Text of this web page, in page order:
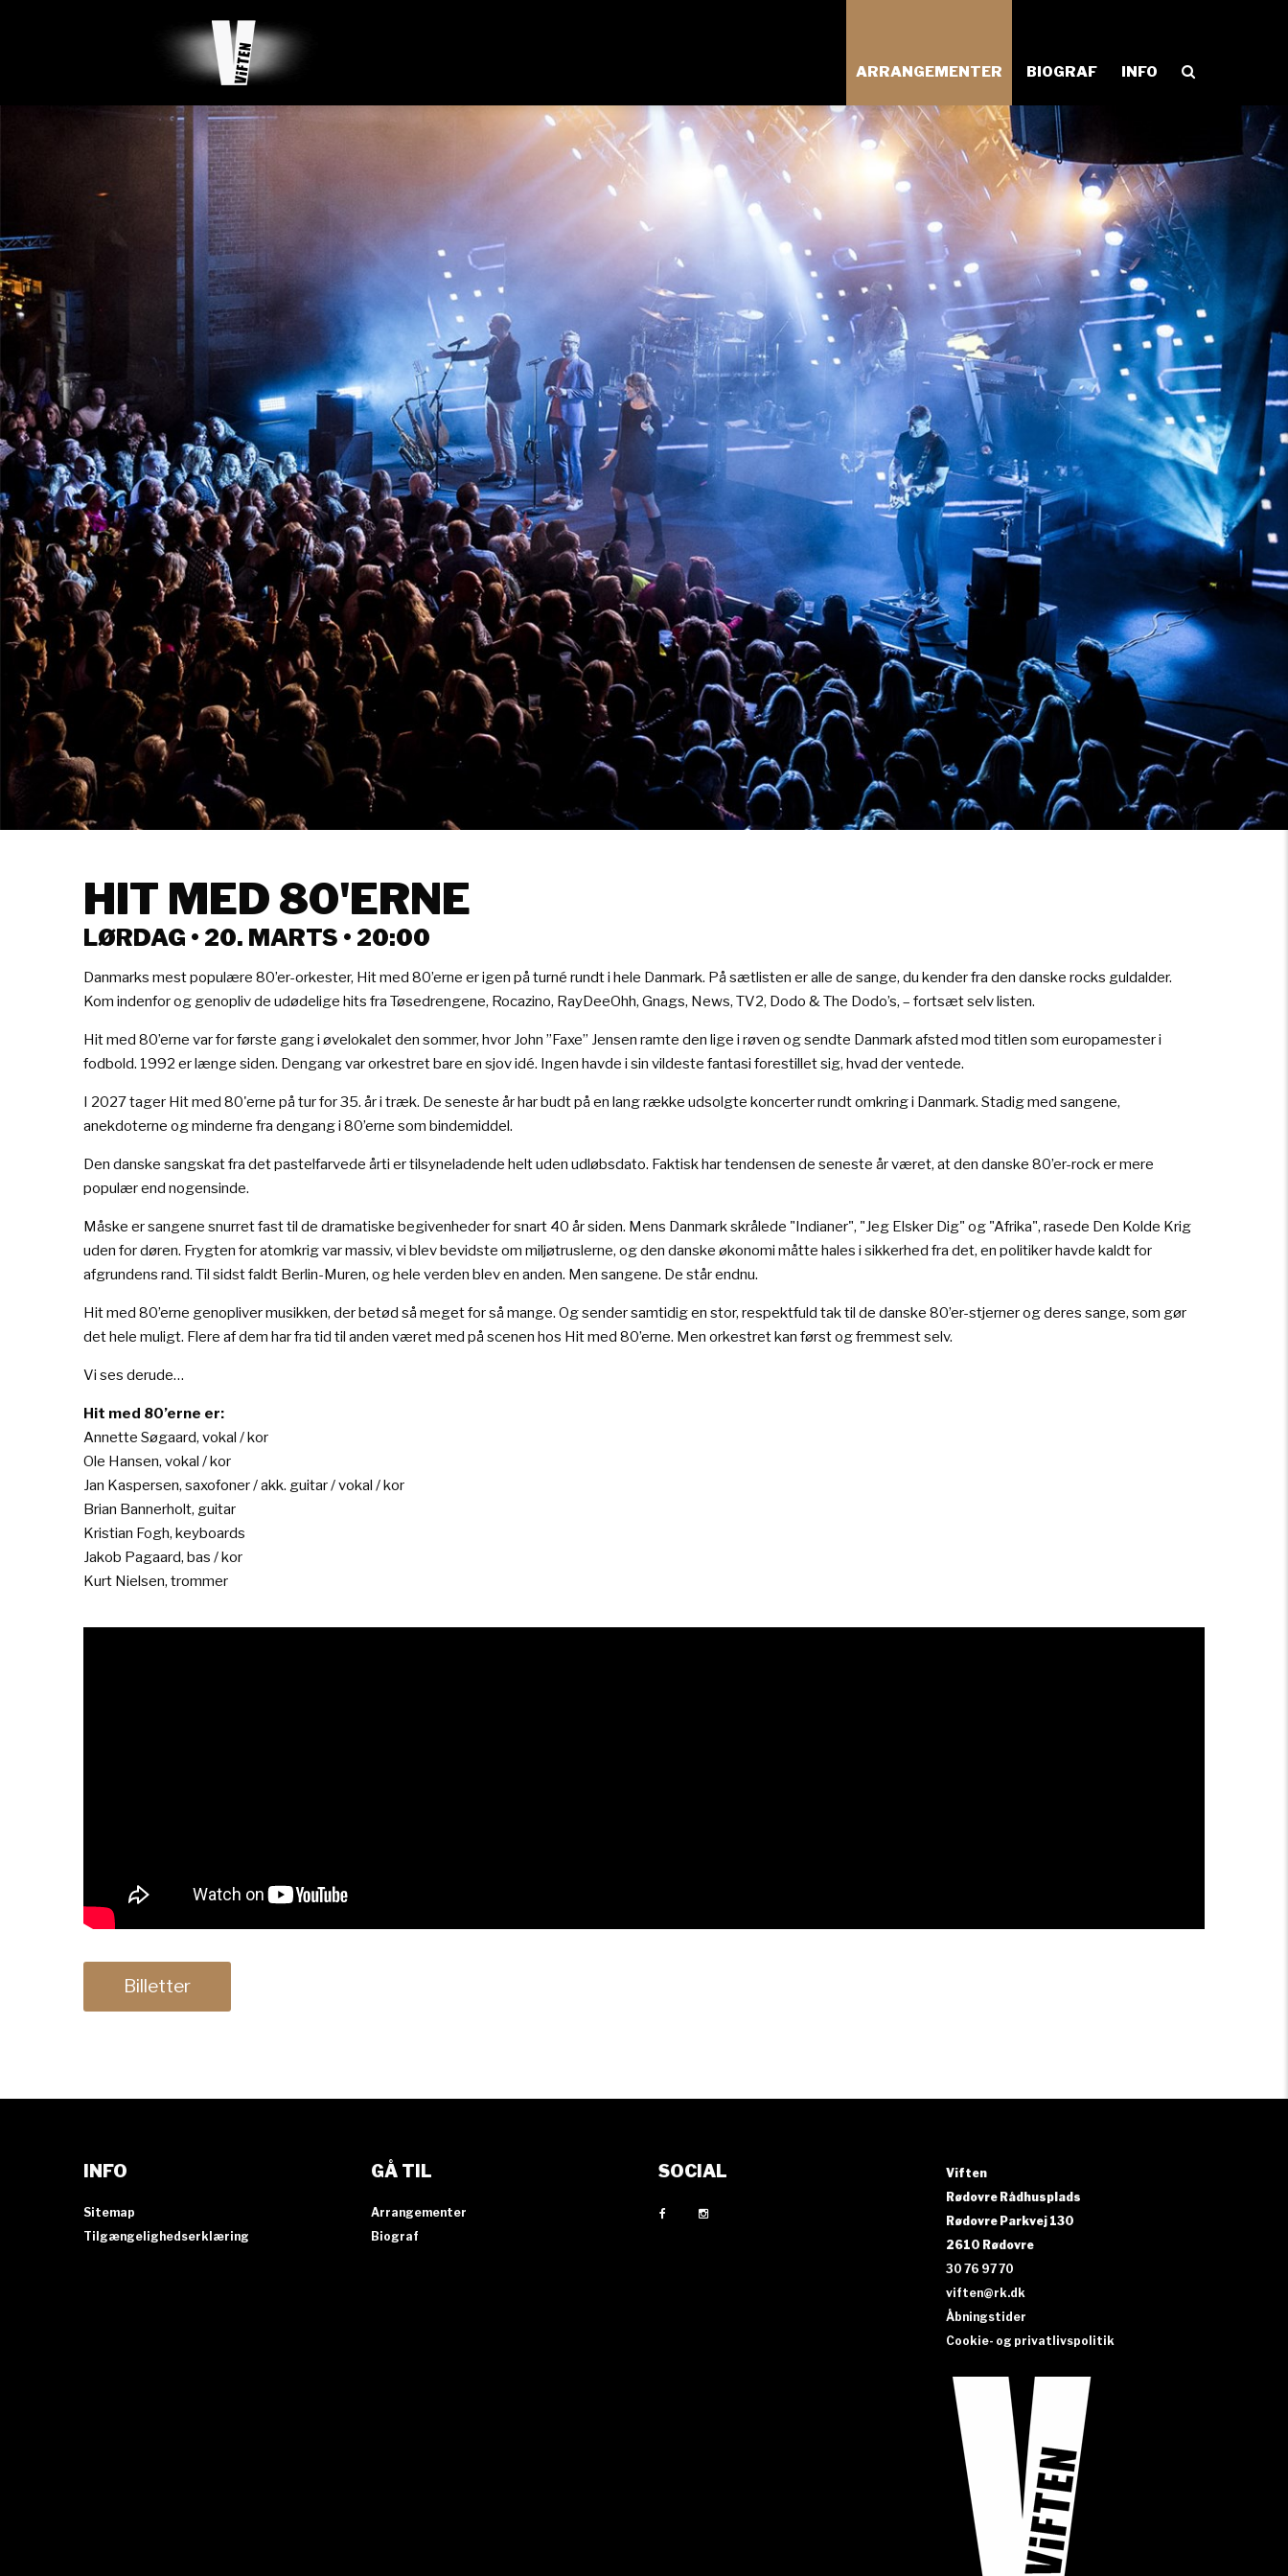
ARRANGEMENTER BIOGRAF INFO
HIT MED 80'ERNE
LØRDAG • 20. MARTS • 20:00
Danmarks mest populære 80’er-orkester, Hit med 80’erne er igen på turné rundt i hele Danmark. På sætlisten er alle de sange, du kender fra den danske rocks guldalder.
Kom indenfor og genopliv de udødelige hits fra Tøsedrengene, Rocazino, RayDeeOhh, Gnags, News, TV2, Dodo & The Dodo’s, – fortsæt selv listen.
Hit med 80’erne var for første gang i øvelokalet den sommer, hvor John ”Faxe” Jensen ramte den lige i røven og sendte Danmark afsted mod titlen som europamester i
fodbold. 1992 er længe siden. Dengang var orkestret bare en sjov idé. Ingen havde i sin vildeste fantasi forestillet sig, hvad der ventede.
I 2027 tager Hit med 80'erne på tur for 35. år i træk. De seneste år har budt på en lang række udsolgte koncerter rundt omkring i Danmark. Stadig med sangene,
anekdoterne og minderne fra dengang i 80’erne som bindemiddel.
Den danske sangskat fra det pastelfarvede årti er tilsyneladende helt uden udløbsdato. Faktisk har tendensen de seneste år været, at den danske 80’er-rock er mere
populær end nogensinde.
Måske er sangene snurret fast til de dramatiske begivenheder for snart 40 år siden. Mens Danmark skrålede "Indianer", "Jeg Elsker Dig" og "Afrika", rasede Den Kolde Krig
uden for døren. Frygten for atomkrig var massiv, vi blev bevidste om miljøtruslerne, og den danske økonomi måtte hales i sikkerhed fra det, en politiker havde kaldt for
afgrundens rand. Til sidst faldt Berlin-Muren, og hele verden blev en anden. Men sangene. De står endnu.
Hit med 80’erne genopliver musikken, der betød så meget for så mange. Og sender samtidig en stor, respektfuld tak til de danske 80’er-stjerner og deres sange, som gør
det hele muligt. Flere af dem har fra tid til anden været med på scenen hos Hit med 80’erne. Men orkestret kan først og fremmest selv.
Vi ses derude…
Hit med 80’erne er:
Annette Søgaard, vokal / kor
Ole Hansen, vokal / kor
Jan Kaspersen, saxofoner / akk. guitar / vokal / kor
Brian Bannerholt, guitar
Kristian Fogh, keyboards
Jakob Pagaard, bas / kor
Kurt Nielsen, trommer
Billetter
INFO
Sitemap
Tilgængelighedserklæring
GÅ TIL
Arrangementer
Biograf
SOCIAL
Viften
Rødovre Rådhusplads
Rødovre Parkvej 130
2610 Rødovre
30 76 97 70
viften@rk.dk
Åbningstider
Cookie- og privatlivspolitik